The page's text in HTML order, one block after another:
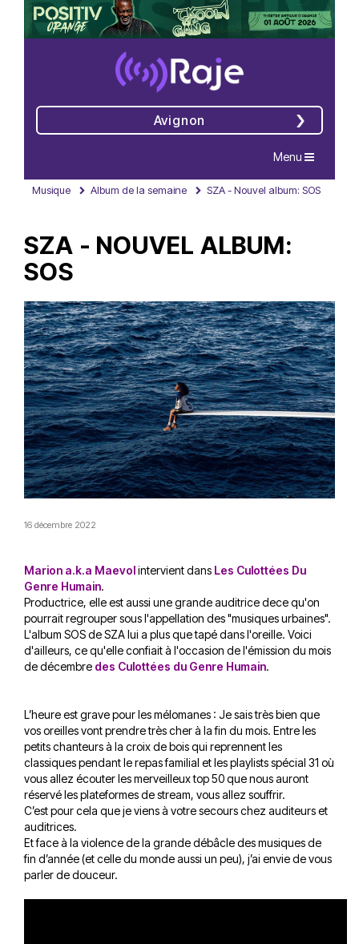
Avignon
Navigation
Menu
Musique Album de la semaine SZA - Nouvel album: SOS
SZA - NOUVEL ALBUM:
SOS
16 décembre 2022
Marion a.k.a Maevolintervient dans Les Culottées Du
Genre Humain.
Productrice, elle est aussi une grande auditrice dece qu'on
pourrait regrouper sous l'appellation des "musiques urbaines".
L'album SOS de SZA lui a plus que tapé dans l'oreille. Voici
d'ailleurs, ce qu'elle confiait à l'occasion de l'émission du mois
de décembre des Culottées du Genre Humain.
L’heure est grave pour les mélomanes : Je sais très bien que
vos oreilles vont prendre très cher à la fin du mois. Entre les
petits chanteurs à la croix de bois qui reprennent les
classiques pendant le repas familial et les playlists spécial 31 où
vous allez écouter les merveilleux top 50 que nous auront
réservé les plateformes de stream, vous allez souffrir.
C’est pour cela que je viens à votre secours chez auditeurs et
auditrices.
Et face à la violence de la grande débâcle des musiques de
fin d’année (et celle du monde aussi un peu), j’ai envie de vous
parler de douceur.